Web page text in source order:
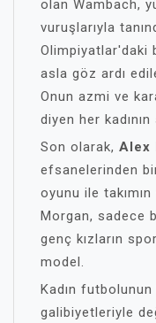
olan Wambach,
vuruşlarıyla
Olimpiyatlar'daki
asla göz ardı
Onun azmi ve
diyen her
Son olarak, Alex
efsanelerinden
oyunu ile
Morgan, sadece
genç kızların
model.
Kadın
galibiyetleriyle